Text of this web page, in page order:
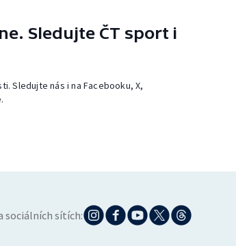
Sledujte ČT sport i
Sledujte nás i na Facebooku, X,
sociálních sítích: